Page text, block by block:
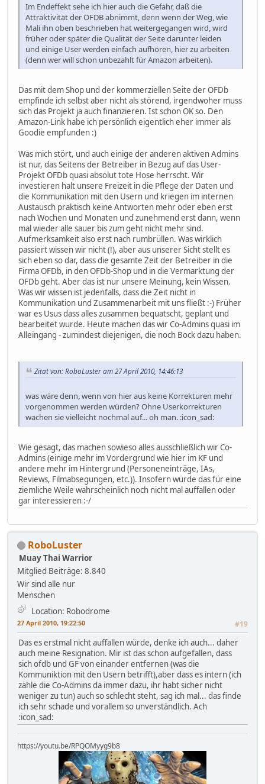
Im Endeffekt sehe ich hier auch die Gefahr, daß die
Attraktivität der OFDB abnimmt, denn wenn der Weg, wie
Mali ihn oben beschrieben hat weitergegangen wird, wird
früher oder später die Qualität der Seite darunter leiden
und einige User werden einfach aufhören, hier zu arbeiten
(denn wer will schon unbezahlt für Amazon arbeiten).
Das mit dem Shop und der kommerziellen Seite der OFDb
empfinde ich selbst aber nicht als störend, irgendwoher muss
sich das Projekt ja auch finanzieren. Ist schon OK so. Den
Amazon-Link habe ich persönlich eigentlich eher immer als
Goodie empfunden :)
Was mich stört, und auch einige der anderen aktiven Admins
ist nur, das Seitens der Betreiber in Bezug auf das User-
Projekt OFDb quasi absolut tote Hose herrscht. Wir
investieren halt unsere Freizeit in die Pflege der Daten und
die Kommunikation mit den Usern und kriegen im internen
Austausch praktisch keine Antworten mehr oder eben erst
nach Wochen und Monaten und zunehmend erst dann, wenn
mal wieder alle sauer bis zum geht nicht mehr sind.
Aufmerksamkeit also erst nach rumbrüllen. Was wirklich
passiert wissen wir nicht (!), aber aus unserer Sicht stellt es
sich eben so dar, dass die gesamte Zeit der Betreiber in die
Firma OFDb, in den OFDb-Shop und in die Vermarktung der
OFDb geht. Aber das ist nur unsere Meinung, kein Wissen.
Was wir wissen ist jedenfalls, dass die Zeit nicht in
Kommunikation und Zusammenarbeit mit uns fließt :-) Früher
war es Usus dass alles zusammen bequatscht, geplant und
bearbeitet wurde. Heute machen das wir Co-Admins quasi im
Alleingang - zumindest diejenigen, die noch Bock dazu haben.
Zitat von: RoboLuster am 27 April 2010, 14:46:13
was wäre denn, wenn von hier aus keine Korrekturen mehr
vorgenommen werden würden? Ohne Userkorrekturen
wachen sie vielleicht nochmal auf... oh man. :icon_sad:
Wie gesagt, das machen sowieso alles ausschließlich wir Co-
Admins (einige mehr im Vordergrund wie hier im KF und
andere mehr im Hintergrund (Personeneinträge, IAs,
Reviews, Filmabsegungen, etc.)). Insofern würde das für eine
ziemliche Weile wahrscheinlich noch nicht mal auffallen oder
gar interessieren :-/
RoboLuster
Muay Thai Warrior
Mitglied Beiträge: 8.840
Wir sind alle nur
Menschen
Location: Robodrome
27 April 2010, 19:22:50 #19
Das es erstmal nicht auffallen würde, denke ich auch... daher
auch meine Resignation. Mir ist das schon aufgefallen, dass
sich ofdb und GF von einander entfernen (was die
Kommuniktion mit den Usern betrifft),aber dass es intern (ich
zähle die Co-Admins da immer dazu, ihr habt sicher nicht
weniger zu tun) auch so schlecht steht, sag ich mal... das finde
ich sehr schade und vorallem so unverständlich. Ach
:icon_sad:
https://youtu.be/RPQOMyyg9b8